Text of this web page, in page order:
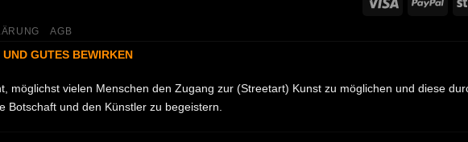
AGB
GUTES BEWIRKEN
möglichst vielen Menschen den Zugang zur (Streetart) Kunst zu möglichen und diese
und den Künstler zu begeistern.